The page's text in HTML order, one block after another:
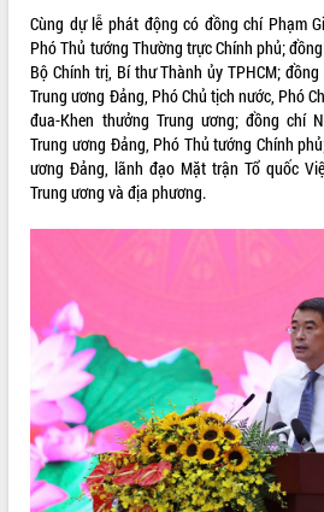
VIDEO
Loading the player...
Khám bệnh, cấp phát thuốc miễn phí
và tặng quà người dân xã Cư Pui
Hội nghị UBND tỉnh Đắk Lắk thường kỳ
tháng 7/2026
Lễ truy tặng danh hiệu “Bà Mẹ Việt
UBND tỉnh Đắk Lắk triển khai nhiệm
vụ 6 tháng cuối năm 2026
Kỳ họp thứ Hai, Hội đồng nhân dân
tỉnh khóa XI quyết nghị nhiều nội dung
quan trọng
Bí thư Tỉnh ủy Lương Nguyễn Minh
Triết thăm, tặng quà người có công với
cách mạng
ALBUM ẢNH
Cùng dự lễ phát động có đồng chí Phạm
Phó Thủ tướng Thường trực Chính phủ;
Bộ Chính trị, Bí thư Thành ủy TPHCM;
Trung ương Đảng, Phó Chủ tịch nước, Phó
đua-Khen thưởng Trung ương; đồng chí
Trung ương Đảng, Phó Thủ tướng Chính
ương Đảng, lãnh đạo Mặt trận Tổ quốc
Trung ương và địa phương.